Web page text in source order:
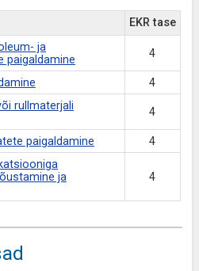
EKR tase
ja
paigaldamine
4
4
rullmaterjali
4
paigaldamine 4
ja
4